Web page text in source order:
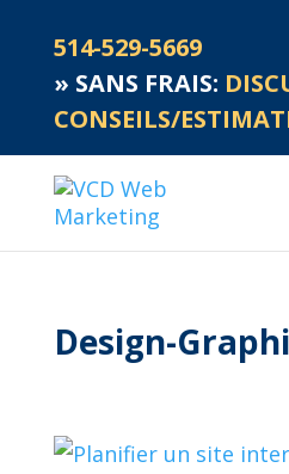
514-529-5669
» SANS FRAIS:
CONSEILS/
Design-